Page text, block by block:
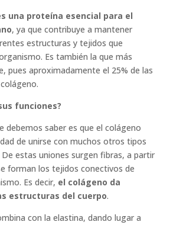
una proteína esencial para el
, ya que contribuye a mantener
estructuras y tejidos que
Es también la que más
pues aproximadamente el 25% de las
funciones?
debemos saber es que el colágeno
de unirse con muchos otros tipos
estas uniones surgen fibras, a partir
forman los tejidos conectivos de
Es decir, el colágeno da
estructuras del cuerpo.
con la elastina, dando lugar a